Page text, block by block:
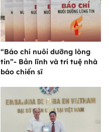
“Báo chí nuôi dưỡng lòng
tin”- Bản lĩnh và trí tuệ nhà
báo chiến sĩ